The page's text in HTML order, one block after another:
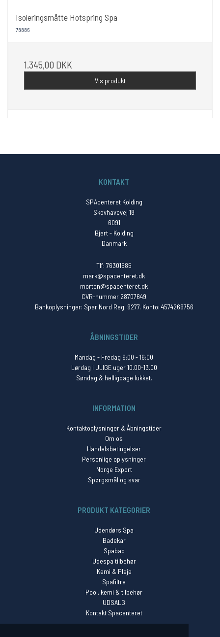
Isoleringsmåtte Hotspring Spa
78886
1.345,00 DKK
Vis produkt
KONTAKT
SPAcenteret Kolding
Skovhavevej 18
6091
Bjert - Kolding
Danmark
Tlf: 76301585
mark@spacenteret.dk
morten@spacenteret.dk
CVR-nummer 28707649
Bankoplysninger: Spar Nord Reg: 9277. Konto: 4574266756
ÅBNINGSTIDER
Mandag - Fredag 9:00 - 16:00
Lørdag i ULIGE uger 10.00-13.00
Søndag & helligdage lukket.
INFORMATION
Kontaktoplysninger & Åbningstider
Om os
Handelsbetingelser
Personlige oplysninger
Norge Export
Spørgsmål og svar
PRODUKT KATEGORIER
Udendørs Spa
Badekar
Spabad
Udespa tilbehør
Kemi & Pleje
Spafiltre
Pool, kemi & tilbehør
UDSALG
Kontakt Spacenteret